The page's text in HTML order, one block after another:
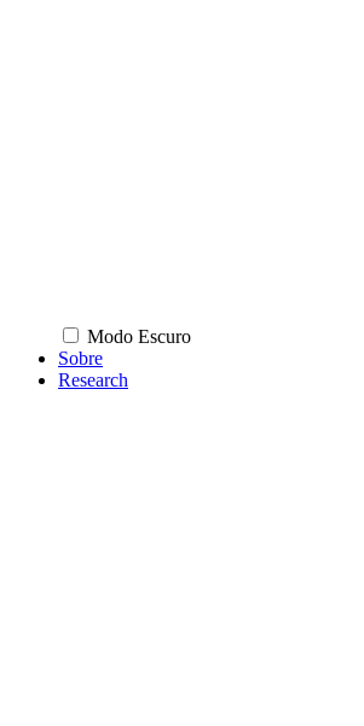
Modo Escuro
Sobre
Research